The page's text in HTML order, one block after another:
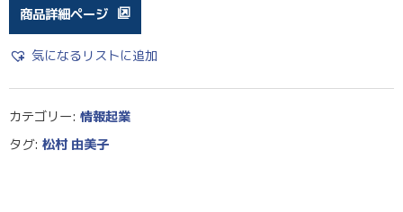
商品詳細ページ
気になるリストに追加
カテゴリー: 情報起業
タグ: 松村 由美子